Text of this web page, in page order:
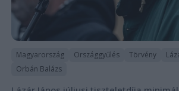
Magyarország Országgyűlés Törvény
Orbán Balázs